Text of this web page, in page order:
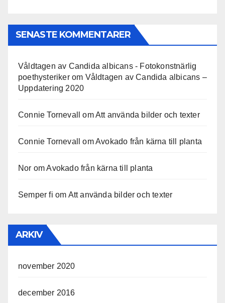
SENASTE KOMMENTARER
Våldtagen av Candida albicans - Fotokonstnärlig
poethysterikerom Våldtagen av Candida albicans –
Uppdatering 2020
Connie Tornevall omAtt använda bilder och texter
Connie Tornevall omAvokado från kärna till planta
Nor omAvokado från kärna till planta
Semper fi om Att använda bilder och texter
ARKIV
november 2020
december 2016